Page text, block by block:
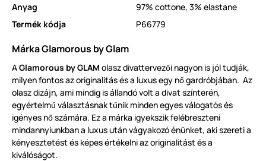
Anyag
97% cottone, 3% elastane
Termék kódja
P66779
Márka Glamorous by Glam
AGlamorous by GLAM olasz divattervezői nagyon is jól tudják,
milyen fontos az originalitás és a luxus egy nő gardróbjában. Az
olasz dizájn, ami mindig is állandó volt a divat színterén,
egyértelmű választásnak tűnik minden egyes válogatós és
igényes nő számára. Ez a márka igyekszik felébreszteni
mindannyiunkban a luxus után vágyakozó énünket, aki szereti a
kényesztetést és képes értékelni az originalitást és a
kiválóságot.